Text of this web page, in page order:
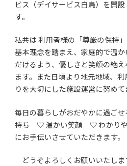
ビス（デイサービス白鳥）を開
す。
私共は 利用者様の「尊厳の保持
基本理念を踏まえ、家庭的で温
だけるよう、優しさと笑顔の絶
ます。また日頃より地元地域、
りを大切にした施設運営に努め
毎日の暮らしがおだやかに過ご
持ち ♡ 温かい笑顔 ♡ わかり
にお手伝いさせていただきます。
どうぞよろしくお願いいたしま